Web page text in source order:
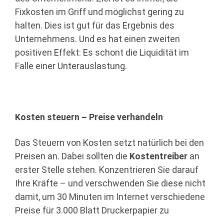
Fixkosten im Griff und möglichst gering zu
halten. Dies ist gut für das Ergebnis des
Unternehmens. Und es hat einen zweiten
positiven Effekt: Es schont die Liquidität im
Falle einer Unterauslastung.
Kosten steuern – Preise verhandeln
Das Steuern von Kosten setzt natürlich bei den
Preisen an. Dabei sollten die Kostentreiber an
erster Stelle stehen. Konzentrieren Sie darauf
Ihre Kräfte – und verschwenden Sie diese nicht
damit, um 30 Minuten im Internet verschiedene
Preise für 3.000 Blatt Druckerpapier zu